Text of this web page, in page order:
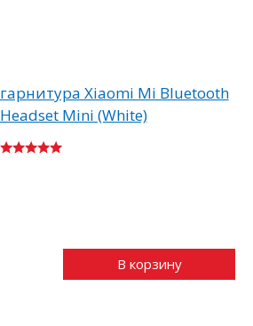
гарнитура Xiaomi Mi Bluetooth
Headset Mini (White)
В корзину